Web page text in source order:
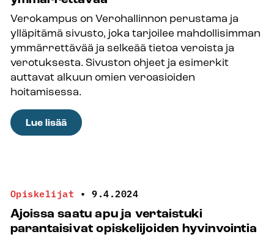
kehittävät
työelämää
Verokampus on Verohallinnon perustama ja
ylläpitämä sivusto, joka tarjoilee mahdollisimman
ymmärrettävää ja selkeää tietoa veroista ja
verotuksesta. Sivuston ohjeet ja esimerkit
auttavat alkuun omien veroasioiden
hoitamisessa.
Lue lisää:
Verokampus
Opiskelijat • 9.4.2024
Ajoissa saatu apu ja vertaistuki
parantaisivat opiskelijoiden hyvinvointia